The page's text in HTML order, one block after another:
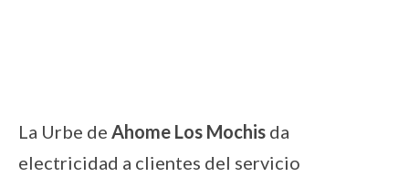
La Urbe de Ahome Los Mochis da
electricidad a clientes del servicio